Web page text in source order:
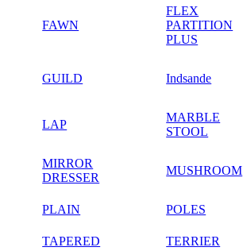
FAWN
FLEX
PARTITION
PLUS
GUILD Indsande
LAP
MARBLE
STOOL
MIRROR
DRESSER
MUSHROOM
PLAIN POLES
TAPERED TERRIER